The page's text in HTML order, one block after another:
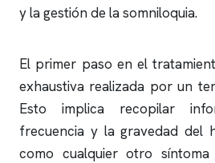
y la gestión de la somniloquia.
El primer paso en el
exhaustiva realizada por un
Esto implica recopilar
frecuencia y la gravedad del
como cualquier otro